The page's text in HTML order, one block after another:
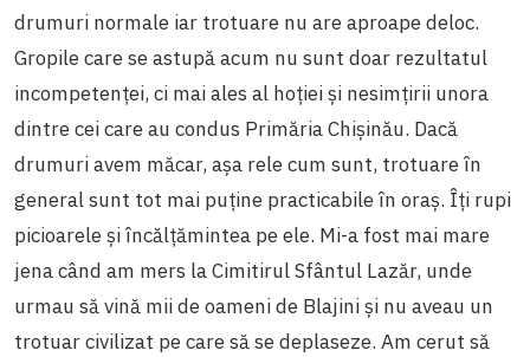
drumuri normale iar trotuare nu are aproape deloc.
Gropile care se astupă acum nu sunt doar rezultatul
incompetenței, ci mai ales al hoției și nesimțirii unora
dintre cei care au condus Primăria Chișinău. Dacă
drumuri avem măcar, așa rele cum sunt, trotuare în
general sunt tot mai puține practicabile în oraș. Îți rupi
picioarele și încălțămintea pe ele. Mi-a fost mai mare
jena când am mers la Cimitirul Sfântul Lazăr, unde
urmau să vină mii de oameni de Blajini și nu aveau un
trotuar civilizat pe care să se deplaseze. Am cerut să